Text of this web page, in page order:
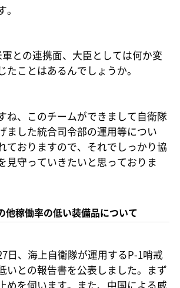
との連携面、大臣としては何か変
たことはあるんでしょうか。
ね、このチームができまして自衛隊
ました統合司令部の運用等につい
ておりますので、それでしっかり協
見守っていきたいと思っておりま
他稼働率の低い装備品について
日、海上自衛隊が運用するP-1哨戒
いとの報告書を公表しました。まず